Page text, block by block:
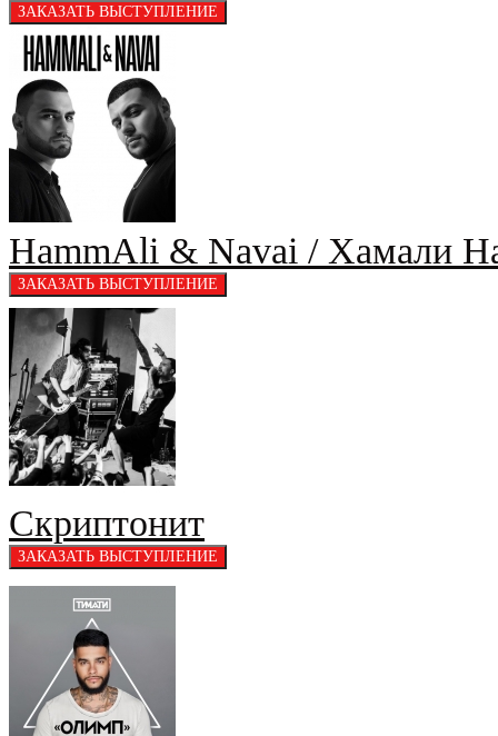
HammAli & Navai / Хамали
Скриптонит